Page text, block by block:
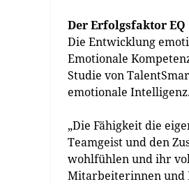
Der Erfolgsfaktor EQ
Die Entwicklung
Emotionale
Studie von
emotionale
„Die Fähigkeit die
Teamgeist und den
wohlfühlen und ihr
Mitarbeiterinnen und